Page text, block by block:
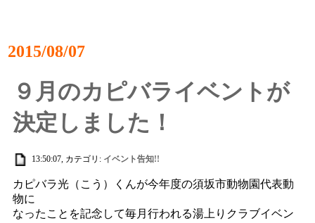
2015/08/07
９月のカピバライベントが
決定しました！
13:50:07, カテゴリ: イベント告知!!
カピバラ光（こう）くんが今年度の須坂市動物園代表動
物に
なったことを記念して毎月行われる湯上りクラブイベン